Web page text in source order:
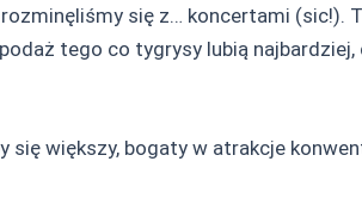
się z… koncertami (sic!).
tego co tygrysy lubią
się większy, bogaty w atrakcje